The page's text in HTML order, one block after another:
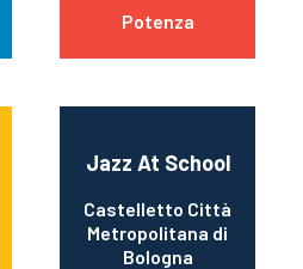
Potenza
Jazz At School
Castelletto Città
Metropolitana di
Bologna